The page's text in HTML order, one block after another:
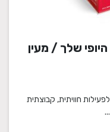
שלך / מעין
חוויתית, קבוצתית